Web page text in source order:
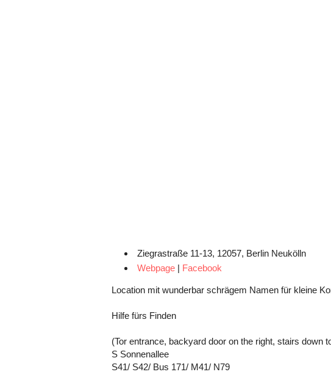
Ziegrastraße 11-13, 12057, Berlin Neukölln
Webpage| Facebook
Location mit wunderbar schrägem Namen für kleine
Hilfe fürs Finden
(Tor entrance, backyard door on the right, stairs down
S Sonnenallee
S41/ S42/ Bus 171/ M41/ N79